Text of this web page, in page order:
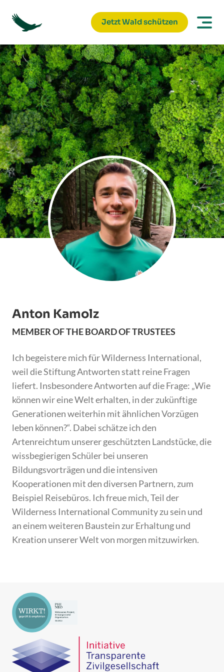
Jetzt Wald schützen
Anton Kamolz
MEMBER OF THE BOARD OF TRUSTEES
Ich begeistere mich für Wilderness International,
weil die Stiftung Antworten statt reine Fragen
liefert. Insbesondere Antworten auf die Frage: „Wie
können wir eine Welt erhalten, in der zukünftige
Generationen weiterhin mit ähnlichen Vorzügen
leben können?“. Dabei schätze ich den
Artenreichtum unserer geschützten Landstücke, die
wissbegierigen Schüler bei unseren
Bildungsvorträgen und die intensiven
Kooperationen mit den diversen Partnern, zum
Beispiel Reisebüros. Ich freue mich, Teil der
Wilderness International Community zu sein und
an einem weiteren Baustein zur Erhaltung und
Kreation unserer Welt von morgen mitzuwirken.